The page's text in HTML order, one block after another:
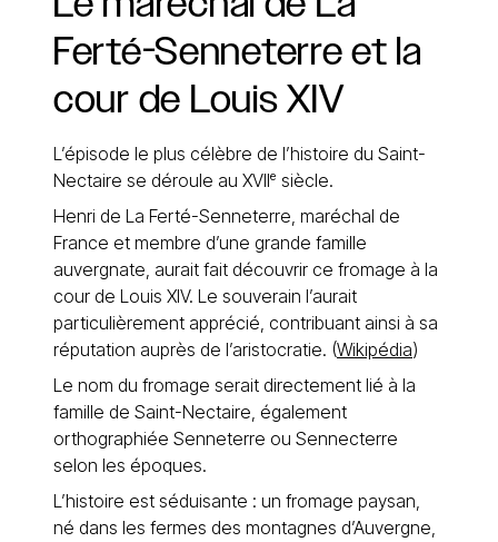
Ferté-Senneterre et la
cour de LouisXIV
L’épisode le plus célèbre de l’histoire du Saint-
Nectaire se déroule au XVIIᵉ siècle.
Henri de La Ferté-Senneterre, maréchal de
France et membre d’une grande famille
auvergnate, aurait fait découvrir ce fromage à la
cour de Louis XIV. Le souverain l’aurait
particulièrement apprécié, contribuant ainsi à sa
réputation auprès de l’aristocratie. (Wikipédia)
Le nom du fromage serait directement lié à la
famille de Saint-Nectaire, également
orthographiée Senneterre ou Sennecterre
selon les époques.
L’histoire est séduisante : un fromage paysan,
né dans les fermes des montagnes d’Auvergne,